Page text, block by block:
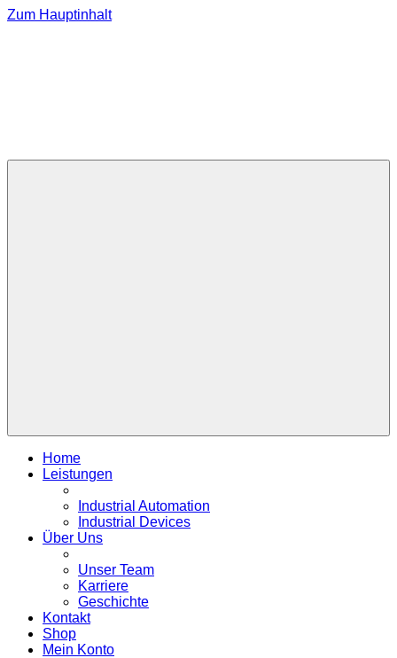
Zum Hauptinhalt
Home
Leistungen
Industrial Automation
Industrial Devices
Über Uns
Unser Team
Karriere
Geschichte
Kontakt
Shop
Mein Konto